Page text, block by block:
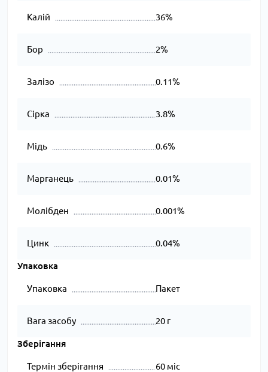
Калій 36%
Бор 2%
Залізо 0.11%
Сірка 3.8%
Мідь 0.6%
Марганець 0.01%
Молібден 0.001%
Цинк 0.04%
Упаковка
Упаковка Пакет
Вага засобу 20 г
Зберігання
Термін зберігання 60 міс